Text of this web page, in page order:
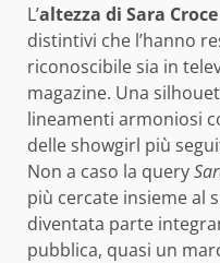
L’altezza di Sara
distintivi che l’hanno
riconoscibile sia in
magazine. Una
lineamenti armoniosi
delle showgirl più
Non a caso la query
più cercate insieme al
diventata parte
pubblica, quasi un